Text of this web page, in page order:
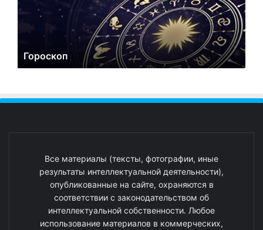
Гороскоп
Все материалы (тексты, фотографии, иные
результаты интеллектуальной деятельности),
опубликованные на сайте, охраняются в
соответствии с законодательством об
интеллектуальной собственности. Любое
использование материалов в коммерческих,